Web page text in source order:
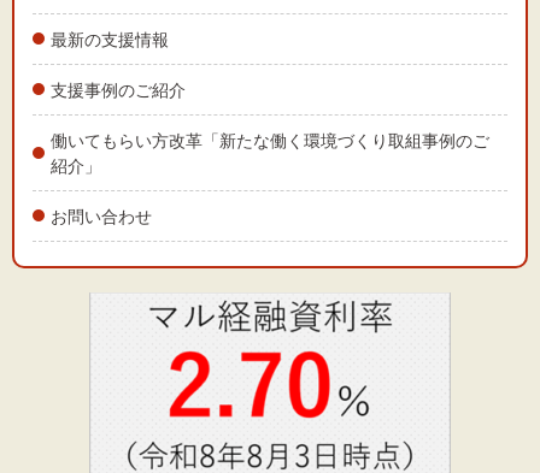
最新の支援情報
支援事例のご紹介
働いてもらい方改革「新たな働く環境づくり取組事例のご
紹介」
お問い合わせ